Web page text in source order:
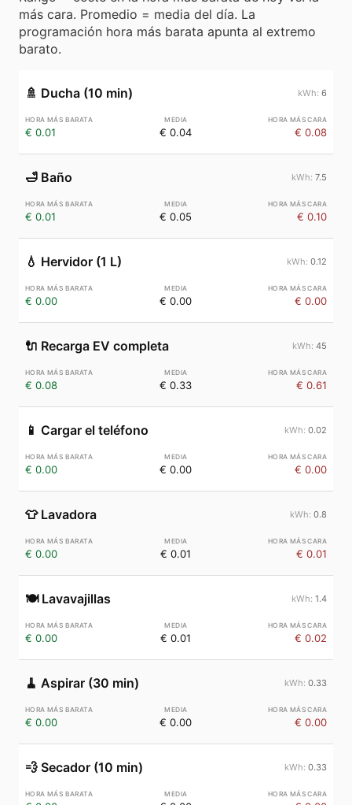
más cara. Promedio = media del día. La
programación hora más barata apunta al extremo
barato.
🚿 Ducha (10 min) 6
€ 0.01 € 0.04 € 0.08
🛁 Baño 7.5
€ 0.01 € 0.05 € 0.10
💧 Hervidor (1 L) 0.12
€ 0.00 € 0.00 € 0.00
🔌 Recarga EV completa 45
€ 0.08 € 0.33 € 0.61
📱 Cargar el teléfono 0.02
€ 0.00 € 0.00 € 0.00
👕 Lavadora 0.8
€ 0.00 € 0.01 € 0.01
🍽️ Lavavajillas 1.4
€ 0.00 € 0.01 € 0.02
🧹 Aspirar (30 min) 0.33
€ 0.00 € 0.00 € 0.00
💨 Secador (10 min) 0.33